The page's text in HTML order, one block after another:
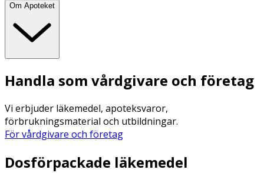
Om Apoteket
Handla som vårdgivare och företag
Vi erbjuder läkemedel, apoteksvaror,
förbrukningsmaterial och utbildningar.
För vårdgivare och företag
Dosförpackade läkemedel